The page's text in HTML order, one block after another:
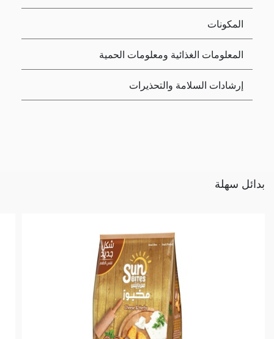
المكونات
المعلومات الغذائية ومعلومات الحمية
إرشادات السلامة والتحذيرات
بدائل سهلة